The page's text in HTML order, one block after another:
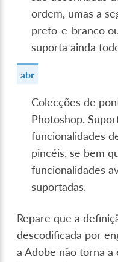
ordem, umas a
preto-e-branco
suporta ainda
abr
Colecções de
Photoshop.
funcionalidades
pincéis, se bem
funcionalidades
suportadas.
Repare que a
descodificada por
a Adobe não torna a